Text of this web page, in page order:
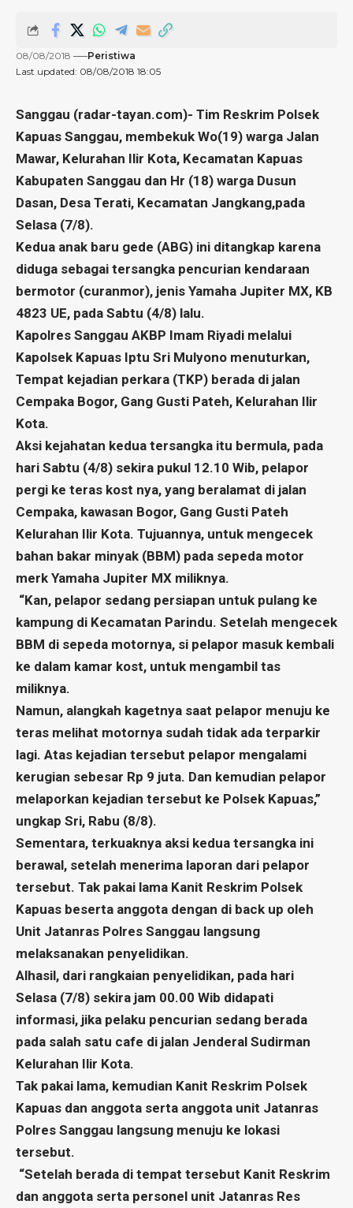
Last updated: 08/08/2018 18:05
08/08/2018 Peristiwa
Sanggau (radar-tayan.com)- Tim Reskrim Polsek
Kapuas Sanggau, membekuk Wo(19) warga Jalan
Mawar, Kelurahan Ilir Kota, Kecamatan Kapuas
Kabupaten Sanggau dan Hr (18) warga Dusun
Dasan, Desa Terati, Kecamatan Jangkang,pada
Selasa (7/8).
Kedua anak baru gede (ABG) ini ditangkap karena
diduga sebagai tersangka pencurian kendaraan
bermotor (curanmor), jenis Yamaha Jupiter MX, KB
4823 UE, pada Sabtu (4/8) lalu.
Kapolres Sanggau AKBP Imam Riyadi melalui
Kapolsek Kapuas Iptu Sri Mulyono menuturkan,
Tempat kejadian perkara (TKP) berada di jalan
Cempaka Bogor, Gang Gusti Pateh, Kelurahan Ilir
Kota.
Aksi kejahatan kedua tersangka itu bermula, pada
hari Sabtu (4/8) sekira pukul 12.10 Wib, pelapor
pergi ke teras kost nya, yang beralamat di jalan
Cempaka, kawasan Bogor, Gang Gusti Pateh
Kelurahan Ilir Kota. Tujuannya, untuk mengecek
bahan bakar minyak (BBM) pada sepeda motor
merk Yamaha Jupiter MX miliknya.
“Kan, pelapor sedang persiapan untuk pulang ke
kampung di Kecamatan Parindu. Setelah mengecek
BBM di sepeda motornya, si pelapor masuk kembali
ke dalam kamar kost, untuk mengambil tas
miliknya.
Namun, alangkah kagetnya saat pelapor menuju ke
teras melihat motornya sudah tidak ada terparkir
lagi. Atas kejadian tersebut pelapor mengalami
kerugian sebesar Rp 9 juta. Dan kemudian pelapor
melaporkan kejadian tersebut ke Polsek Kapuas,”
ungkap Sri, Rabu (8/8).
Sementara, terkuaknya aksi kedua tersangka ini
berawal, setelah menerima laporan dari pelapor
tersebut. Tak pakai lama Kanit Reskrim Polsek
Kapuas beserta anggota dengan di back up oleh
Unit Jatanras Polres Sanggau langsung
melaksanakan penyelidikan.
Alhasil, dari rangkaian penyelidikan, pada hari
Selasa (7/8) sekira jam 00.00 Wib didapati
informasi, jika pelaku pencurian sedang berada
pada salah satu cafe di jalan Jenderal Sudirman
Kelurahan Ilir Kota.
Tak pakai lama, kemudian Kanit Reskrim Polsek
Kapuas dan anggota serta anggota unit Jatanras
Polres Sanggau langsung menuju ke lokasi
tersebut.
“Setelah berada di tempat tersebut Kanit Reskrim
dan anggota serta personel unit Jatanras Res